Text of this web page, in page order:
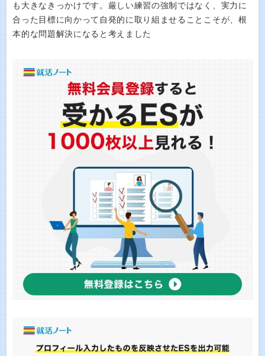
も大きなきっかけです。厳しい練習の強制ではなく、実力に
合った目標に向かって自発的に取り組ませることこそが、根
本的な問題解決になると考えました